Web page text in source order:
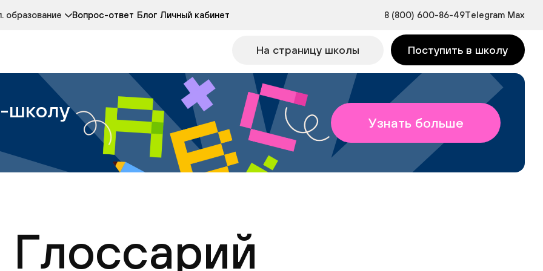
образование
по чтению
Вопрос-ответ Блог Личный кабинет 8 (800) 600-86-49Telegram Max
На страницу школы Поступить в школу
школу
Узнать больше
Глоссарий